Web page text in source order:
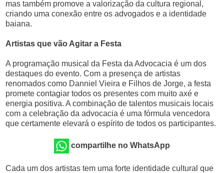
mas também promove a valorização da cultura regional,
criando uma conexão entre os advogados e a identidade
baiana.
Artistas que vão Agitar a Festa
A programação musical da Festa da Advocacia é um dos
destaques do evento. Com a presença de artistas
renomados como Danniel Vieira e Filhos de Jorge, a festa
promete contagiar todos os presentes com muito axé e
energia positiva. A combinação de talentos musicais locais
com a celebração da advocacia é uma fórmula vencedora
que certamente elevará o espírito de todos os participantes.
compartilhe no WhatsApp
Cada um dos artistas tem uma forte identidade cultural que